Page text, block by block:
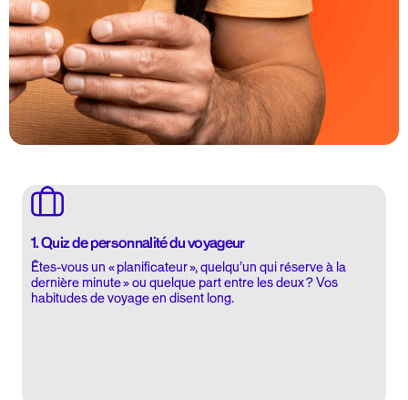
1. Quiz de personnalité du voyageur
Êtes-vous un « planificateur », quelqu’un qui réserve à la
dernière minute » ou quelque part entre les deux ? Vos
habitudes de voyage en disent long.